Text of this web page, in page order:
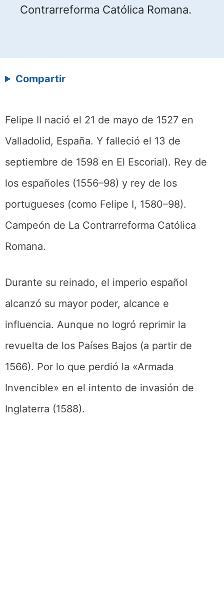
Contrarreforma Católica Romana.
Compartir
Felipe II nació el 21 de mayo de 1527 en
Valladolid, España. Y falleció el 13 de
septiembre de 1598 en El Escorial). Rey de
los españoles (1556–98) y rey ​​de los
portugueses (como Felipe I, 1580–98).
Campeón de La Contrarreforma Católica
Romana.
Durante su reinado, el imperio español
alcanzó su mayor poder, alcance e
influencia. Aunque no logró reprimir la
revuelta de los Países Bajos (a partir de
1566). Por lo que perdió la «Armada
Invencible» en el intento de invasión de
Inglaterra (1588).